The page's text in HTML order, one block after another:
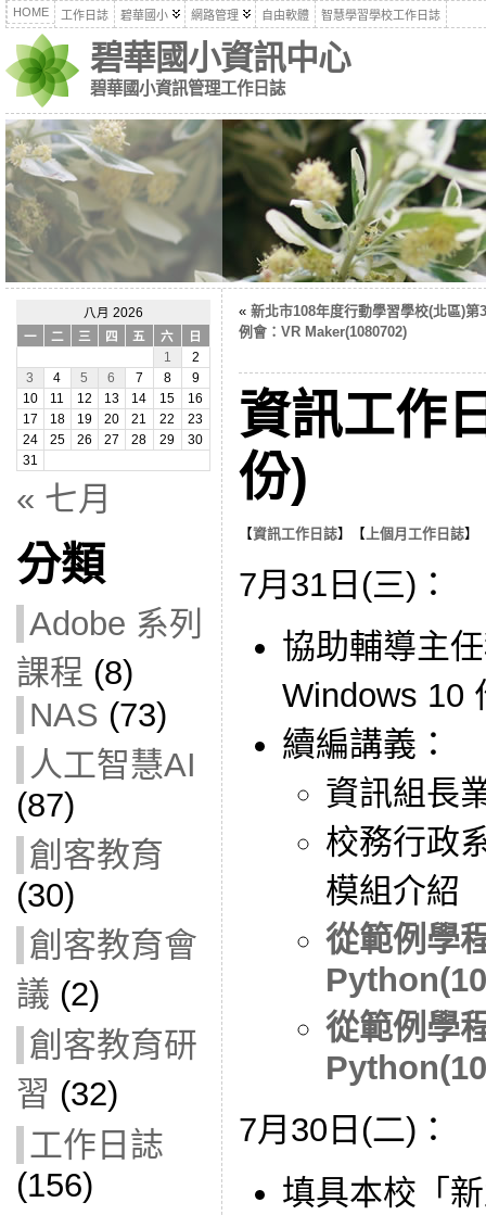
HOME 工作日誌 碧華國小 網路管理 自由軟體 智慧學習學校工作日誌
碧華國小資訊中心
碧華國小資訊管理工作日誌
八月 2026
一
二 三 四 五 六
日
1
2
3
4 5 6 7 8
9
10
11 12 13 14 15
16
17
18 19 20 21 22
23
24
25 26 27 28 29
30
31
« 七月
分類
Adobe 系列
課程 (8)
NAS (73)
人工智慧AI
(87)
創客教育
(30)
創客教育會
議 (2)
創客教育研
習 (32)
工作日誌
(156)
« 新北市108年度行動學習學校(北區)第
例會：VR Maker(1080702)
資訊工作
份)
【資訊工作日誌】【 上個月工作日誌】
7月31日(三)：
協助輔導主
Windows 10
續編講義：
資訊組長
校務行政
模組介紹
從範例學
從範例學
7月30日(二)：
填具本校「